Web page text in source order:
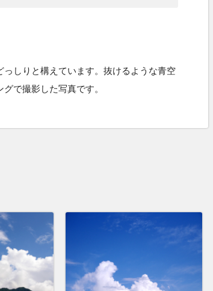
しりと構えています。抜けるような青空
で撮影した写真です。